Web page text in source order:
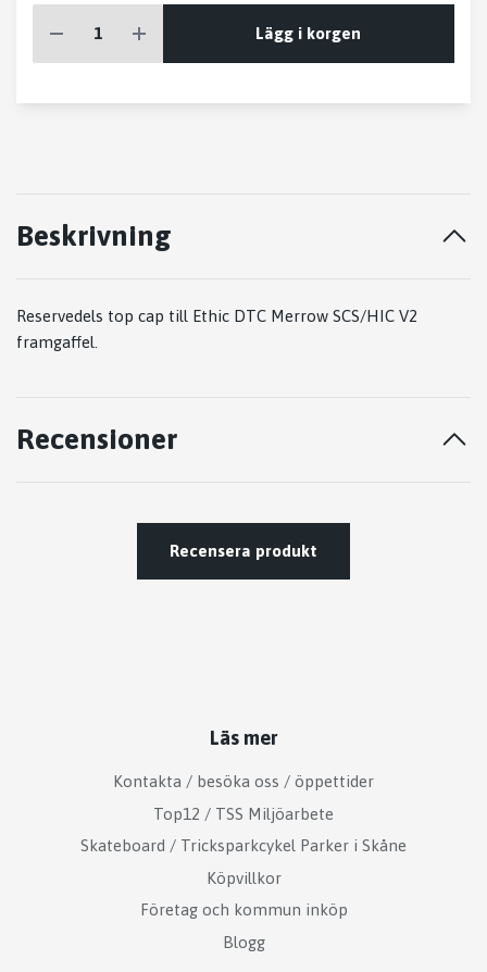
Lägg i korgen
Beskrivning
Reservedels top cap till Ethic DTC Merrow SCS/HIC V2
framgaffel.
Recensioner
Recensera produkt
Läs mer
Kontakta / besöka oss / öppettider
Top12 / TSS Miljöarbete
Skateboard / Tricksparkcykel Parker i Skåne
Köpvillkor
Företag och kommun inköp
Blogg